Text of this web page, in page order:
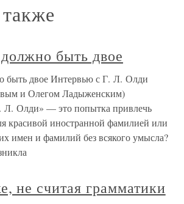
быть двое
быть двое Интервью с Г. Л. Олди
и Олегом Ладыженским)
Олди» — это попытка привлечь
красивой иностранной фамилией или
имен и фамилий без всякого умысла?
не считая грамматики